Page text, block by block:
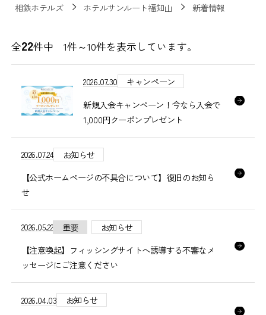
相鉄ホテルズ ホテルサンルート福知山 新着情報
全22件中 1件～10件を表示しています。
2026.07.30
キャンペーン
新規入会キャンペーン！今なら入会で
1,000円クーポンプレゼント
2026.07.24
お知らせ
【公式ホームページの不具合について】復旧のお知ら
せ
2026.05.22 重要
お知らせ
【注意喚起】フィッシングサイトへ誘導する不審なメ
ッセージにご注意ください
2026.04.03
お知らせ